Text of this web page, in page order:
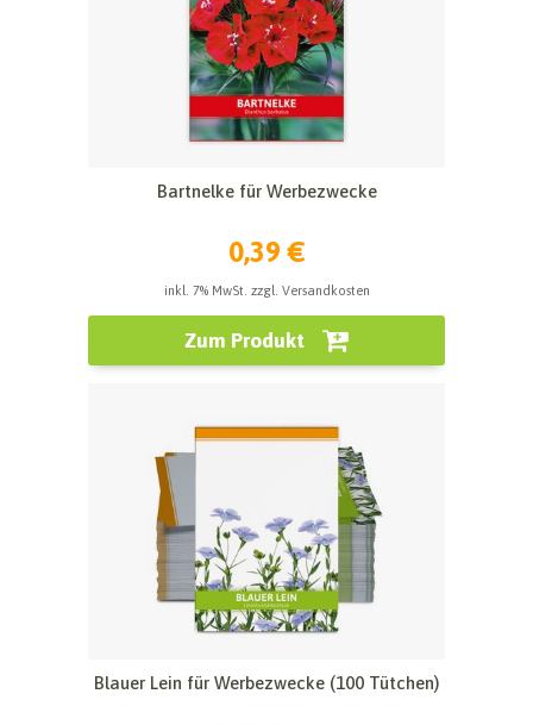
Bartnelke für Werbezwecke
0,39 €
inkl. 7% MwSt. zzgl. Versandkosten
Zum Produkt
Blauer Lein für Werbezwecke (100 Tütchen)